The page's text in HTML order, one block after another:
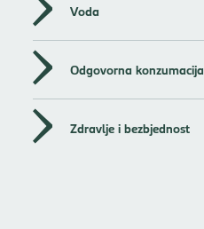
Voda
Odgovorna konzumacija
Zdravlje i bezbjednost